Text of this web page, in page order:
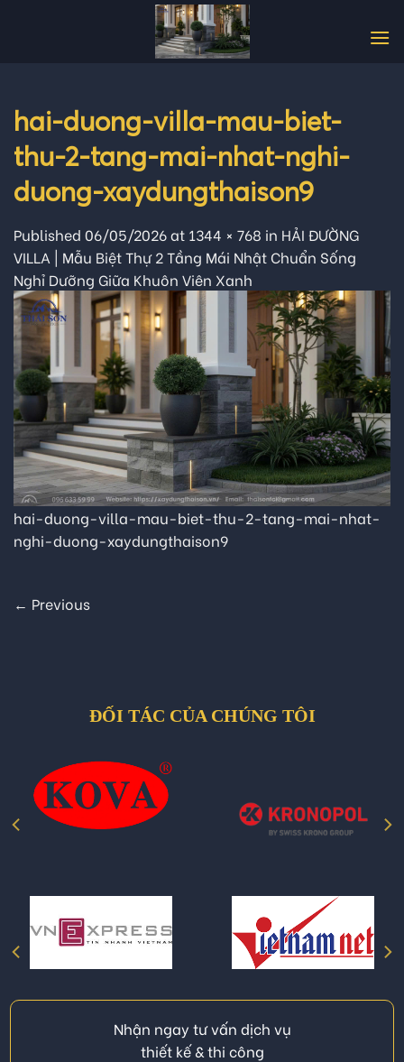
hai-duong-villa-mau-biet-
thu-2-tang-mai-nhat-nghi-
duong-xaydungthaison9
Published 06/05/2026at 1344 × 768 in HẢI ĐƯỜNG
VILLA | Mẫu Biệt Thự 2 Tầng Mái Nhật Chuẩn Sống
Nghỉ Dưỡng Giữa Khuôn Viên Xanh
hai-duong-villa-mau-biet-thu-2-tang-mai-nhat-
nghi-duong-xaydungthaison9
← Previous
ĐỐI TÁC CỦA CHÚNG TÔI
Nhận ngay tư vấn dịch vụ
thiết kế & thi công